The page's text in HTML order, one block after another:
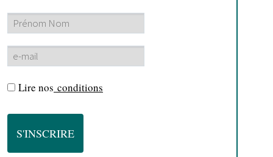
Lire nos conditions